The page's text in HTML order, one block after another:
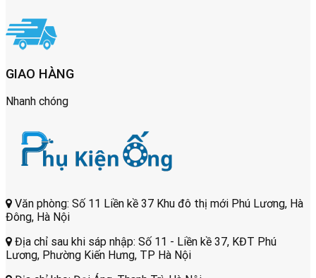
GIAO HÀNG
Nhanh chóng
Văn phòng: Số 11 Liền kề 37 Khu đô thị mới Phú Lương, Hà
Đông, Hà Nội
Địa chỉ sau khi sáp nhập: Số 11 - Liền kề 37, KĐT Phú
Lương, Phường Kiến Hưng, TP Hà Nội